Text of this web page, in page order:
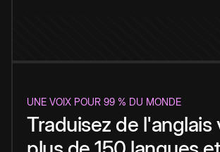
UNE VOIX POUR 99 % DU MONDE
Traduisez de l'anglais